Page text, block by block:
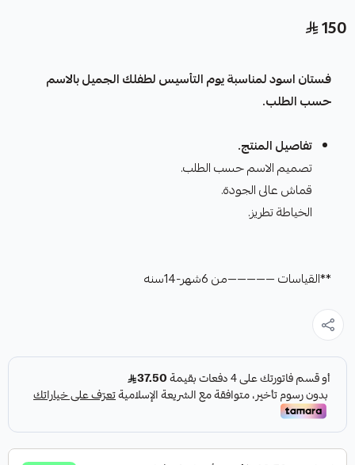
150
فستان اسود لمناسبة يوم التأسيس لطفلك الجميل بالاسم
حسب الطلب.
تفاصيل المنتج.
تصميم الاسم حسب الطلب.
قماش عالى الجودة.
الخياطة تطريز.
**القياسات —————من 6شهر-14سنه